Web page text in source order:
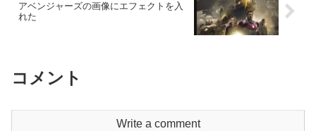
アベンジャーズの画像にエフェクトを入
れた
コメント
Write a comment